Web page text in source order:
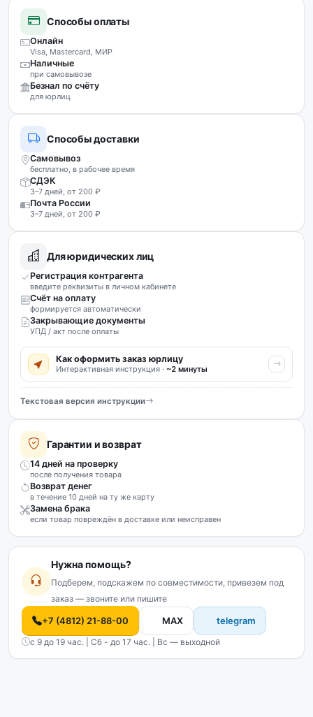
Способы оплаты
Онлайн
Visa, Mastercard, МИР
Наличные
при самовывозе
Безнал по счёту
для юрлиц
Способы доставки
Самовывоз
бесплатно, в рабочее время
СДЭК
3–7 дней, от 200 ₽
Почта России
3–7 дней, от 200 ₽
Для юридических лиц
Регистрация контрагента
введите реквизиты в личном кабинете
Счёт на оплату
формируется автоматически
Закрывающие документы
УПД / акт после оплаты
Как оформить заказ юрлицу
Интерактивная инструкция · ~2 минуты
Текстовая версия инструкции
Гарантии и возврат
14 дней на проверку
после получения товара
Возврат денег
в течение 10 дней на ту же карту
Замена брака
если товар повреждён в доставке или неисправен
Нужна помощь?
Подберем, подскажем по совместимости, привезем под
заказ — звоните или пишите
+7 (4812) 21-88-00 MAX telegram
с 9 до 19 час. | Сб - до 17 час. | Вс — выходной